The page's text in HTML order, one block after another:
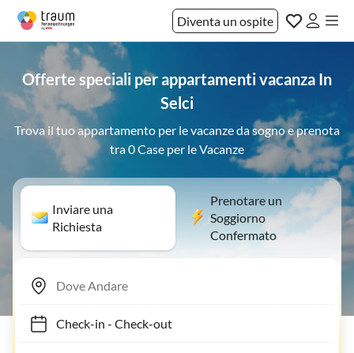
Diventa un ospite
Offerte speciali per appartamenti vacanza In
Selci
Trova il tuo appartamento per le vacanze da sogno e prenota
tra 0 Case per le Vacanze
Inviare una
Richiesta
Prenotare un
Soggiorno
Confermato
Check-in- Check-out